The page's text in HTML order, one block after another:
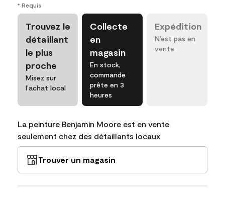
* Requis
Trouvez le
détaillant
le plus
proche
Misez sur
l’achat local
Collecte
en
magasin
En stock,
commande
prête en 3
heures
Expédition
N’est pas en
vente
La peinture Benjamin Moore est en vente
seulement chez des détaillants locaux
Trouver un magasin